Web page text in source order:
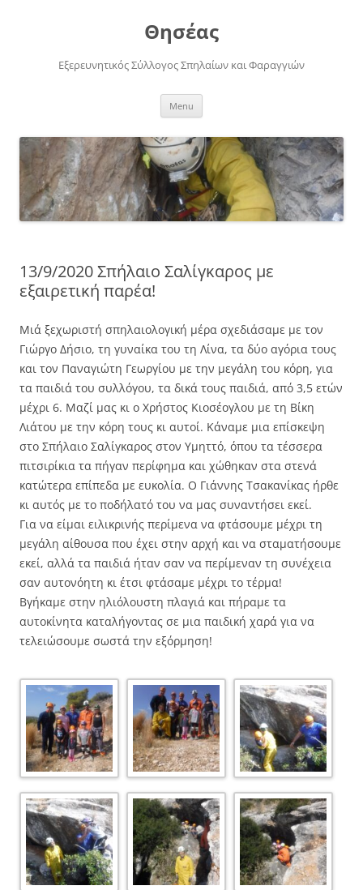
Θησέας
Εξερευνητικός Σύλλογος Σπηλαίων και Φαραγγιών
Menu
13/9/2020 Σπήλαιο Σαλίγκαρος με
εξαιρετική παρέα!
Μιά ξεχωριστή σπηλαιολογική μέρα σχεδιάσαμε με τον
Γιώργο Δήσιο, τη γυναίκα του τη Λίνα, τα δύο αγόρια τους
και τον Παναγιώτη Γεωργίου με την μεγάλη του κόρη, για
τα παιδιά του συλλόγου, τα δικά τους παιδιά, από 3,5 ετών
μέχρι 6. Μαζί μας κι ο Χρήστος Κιοσέογλου με τη Βίκη
Λιάτου με την κόρη τους κι αυτοί. Κάναμε μια επίσκεψη
στο Σπήλαιο Σαλίγκαρος στον Υμηττό, όπου τα τέσσερα
πιτσιρίκια τα πήγαν περίφημα και χώθηκαν στα στενά
κατώτερα επίπεδα με ευκολία. O Γιάννης Τσακανίκας ήρθε
κι αυτός με το ποδήλατό του να μας συναντήσει εκεί.
Για να είμαι ειλικρινής περίμενα να φτάσουμε μέχρι τη
μεγάλη αίθουσα που έχει στην αρχή και να σταματήσουμε
εκεί, αλλά τα παιδιά ήταν σαν να περίμεναν τη συνέχεια
σαν αυτονόητη κι έτσι φτάσαμε μέχρι το τέρμα!
Βγήκαμε στην ηλιόλουστη πλαγιά και πήραμε τα
αυτοκίνητα καταλήγοντας σε μια παιδική χαρά για να
τελειώσουμε σωστά την εξόρμηση!